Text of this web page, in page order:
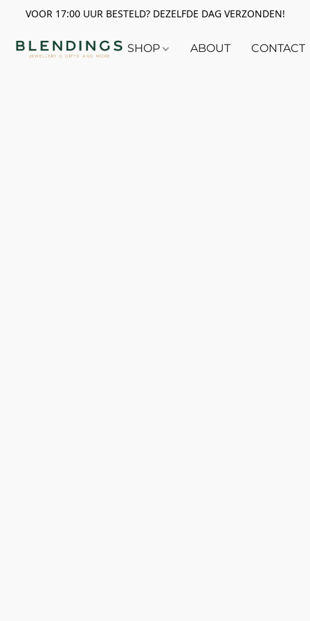
VOOR 17:00 UUR BESTELD? DEZELFDE DAG VERZONDEN!
SHOP ABOUT CONTACT